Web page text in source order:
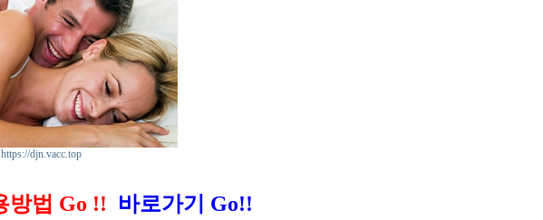
https://djn.vacc.top
방법 Go !! 바로가기 Go!!